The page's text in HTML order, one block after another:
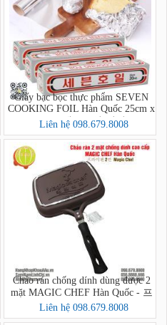
Giấy bạc bọc thực phẩm SEVEN
COOKING FOIL Hàn Quốc 25cm x
20 lá = 8m - 세븐호일(명진) 25cm
x 20호
Liên hệ 098.679.8008
Chảo rán chống dính dùng được 2
mặt MAGIC CHEF Hàn Quốc - 프
라이팬 2면 Magic Chef
Liên hệ 098.679.8008